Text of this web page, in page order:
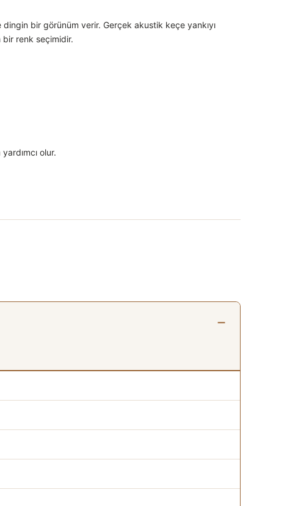
bir görünüm verir. Gerçek akustik keçe yankıyı
bir renk seçimidir.
olur.